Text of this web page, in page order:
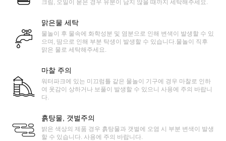
크림, 오일이 묻은 경우 유분이 남지 않을 때까지 세탁해주세요.
맑은물 세탁
물놀이 후 물속에 화학성분 및 염분으로 인해 변색이 발생할 수 있
으며, 땀으로 인해 부분 탁생이 발생할 수 있습니다.물놀이 직후
맑은 물로 세탁해주세요.
마찰 주의
워터파크에 있는 미끄럼틀 같은 물놀이 기구에 경우 마찰로 인하
여 옷감이 상하거나 보풀이 발생할 수 있으니 사용에 주의 바랍니
다.
흙탕물, 갯벌주의
밝은 색상의 제품 경우 흙탕물과 갯벌에 오염 시 부분 변색이 발생
할 수 있습니다. 사용에 주의 바랍니다.